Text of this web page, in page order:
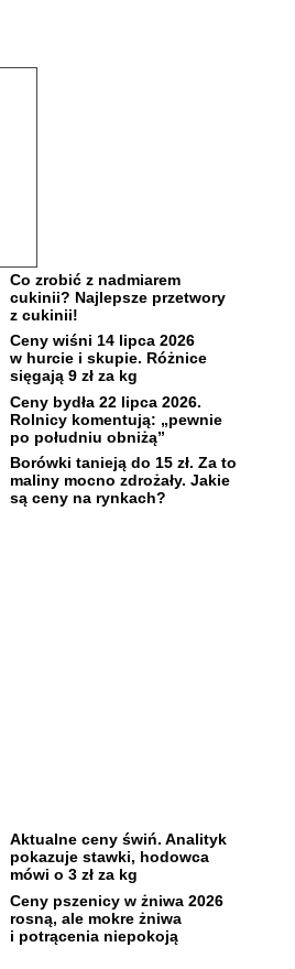
Co zrobić z nadmiarem
cukinii? Najlepsze przetwory
z cukinii!
Ceny wiśni 14 lipca 2026
w hurcie i skupie. Różnice
sięgają 9 zł za kg
Ceny bydła 22 lipca 2026.
Rolnicy komentują: „pewnie
po południu obniżą”
Borówki tanieją do 15 zł. Za to
maliny mocno zdrożały. Jakie
są ceny na rynkach?
Aktualne ceny świń. Analityk
pokazuje stawki, hodowca
mówi o 3 zł za kg
Ceny pszenicy w żniwa 2026
rosną, ale mokre żniwa
i potrącenia niepokoją